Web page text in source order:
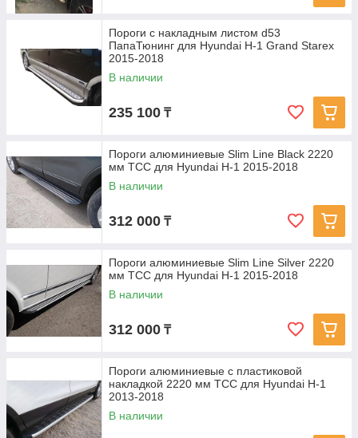
Пороги с накладным листом d53
ПапаТюнинг для Hyundai H-1 Grand Starex
2015-2018
В наличии
235 100 ₸
Пороги алюминиевые Slim Line Black 2220
мм ТСС для Hyundai H-1 2015-2018
В наличии
312 000 ₸
Пороги алюминиевые Slim Line Silver 2220
мм ТСС для Hyundai H-1 2015-2018
В наличии
312 000 ₸
Пороги алюминиевые с пластиковой
накладкой 2220 мм ТСС для Hyundai H-1
2013-2018
В наличии